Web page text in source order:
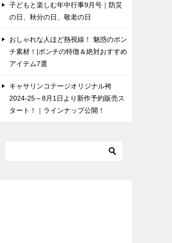
子どもと楽しむ年中行事9月号｜防災
の日、秋分の日、敬老の日
おしゃれな人ほど熱視線！ 魅惑のポン
チ素材！|ポンチの特徴＆絶対おすすめ
アイテム7選
キャサリンコテージオリジナル袴
2024-25～8月1日より新作予約販売ス
タート！｜ラインナップ公開！